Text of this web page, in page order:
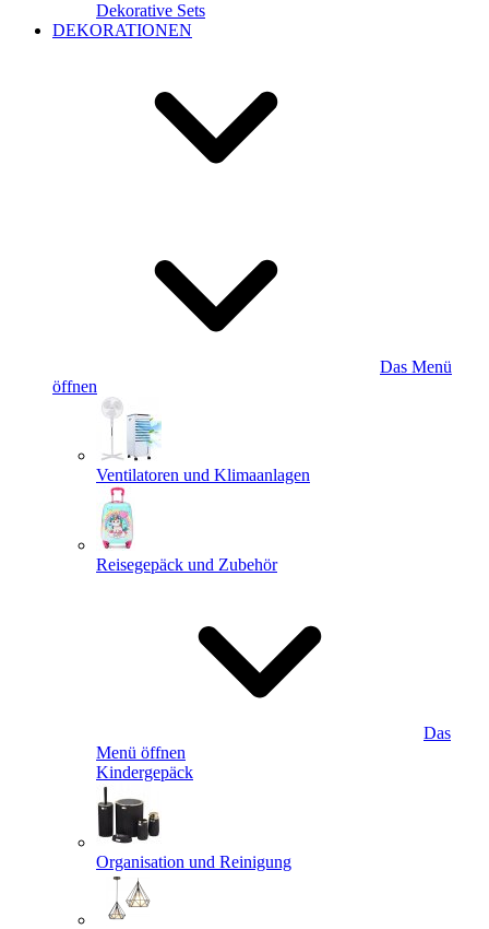
Dekorative Sets
DEKORATIONEN
Das Menü
öffnen
Ventilatoren und Klimaanlagen
Reisegepäck und Zubehör
Das
Menü öffnen
Kindergepäck
Organisation und Reinigung